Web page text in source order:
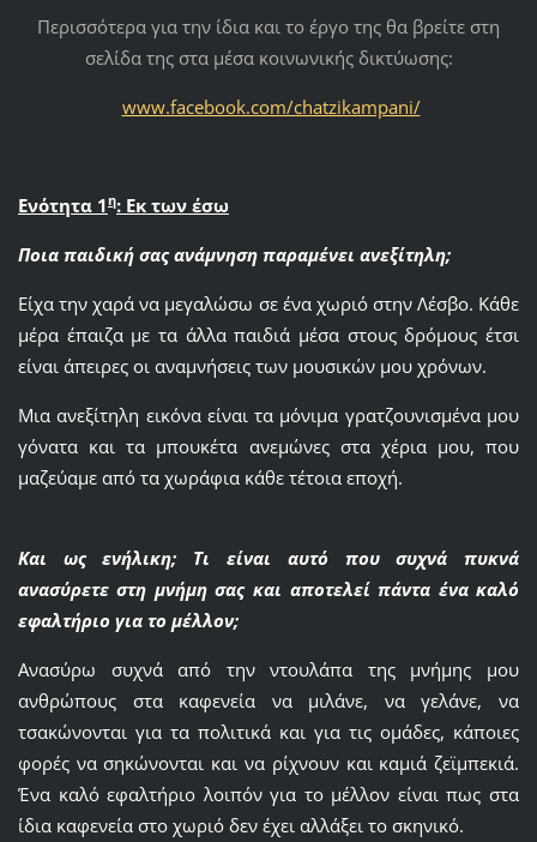
Περισσότερα για την ίδια και το έργο της θα βρείτε στη
σελίδα της στα μέσα κοινωνικής δικτύωσης:
www.facebook.com/chatzikampani/
Ενότητα 1η: Εκ των έσω
Ποια παιδική σας ανάμνηση παραμένει ανεξίτηλη;
Είχα την χαρά να μεγαλώσω σε ένα χωριό στην Λέσβο. Κάθε
μέρα έπαιζα με τα άλλα παιδιά μέσα στους δρόμους έτσι
είναι άπειρες οι αναμνήσεις των μουσικών μου χρόνων.
Μια ανεξίτηλη εικόνα είναι τα μόνιμα γρατζουνισμένα μου
γόνατα και τα μπουκέτα ανεμώνες στα χέρια μου, που
μαζεύαμε από τα χωράφια κάθε τέτοια εποχή.
Και ως ενήλικη; Τι είναι αυτό που συχνά πυκνά
ανασύρετε στη μνήμη σας και αποτελεί πάντα ένα καλό
εφαλτήριο για το μέλλον;
Ανασύρω συχνά από την ντουλάπα της μνήμης μου
ανθρώπους στα καφενεία να μιλάνε, να γελάνε, να
τσακώνονται για τα πολιτικά και για τις ομάδες, κάποιες
φορές να σηκώνονται και να ρίχνουν και καμιά ζεϊμπεκιά.
Ένα καλό εφαλτήριο λοιπόν για το μέλλον είναι πως στα
ίδια καφενεία στο χωριό δεν έχει αλλάξει το σκηνικό.